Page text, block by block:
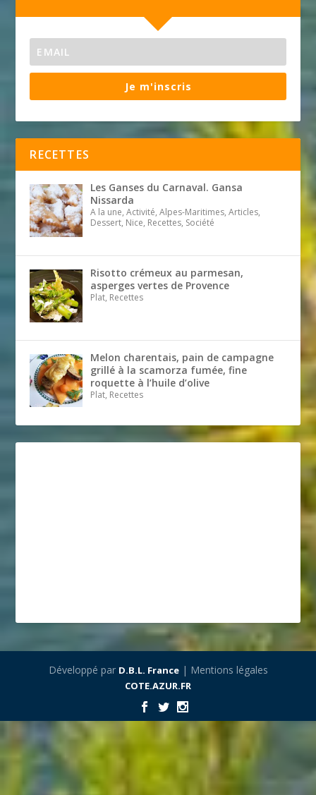
Je m'inscris
RECETTES
Les Ganses du Carnaval. Gansa
Nissarda
A la une, Activité, Alpes-Maritimes, Articles,
Dessert, Nice, Recettes, Société
Risotto crémeux au parmesan,
asperges vertes de Provence
Plat, Recettes
Melon charentais, pain de campagne
grillé à la scamorza fumée, fine
roquette à l’huile d’olive
Plat, Recettes
Développé par D.B.L. France| Mentions légales
COTE.AZUR.FR